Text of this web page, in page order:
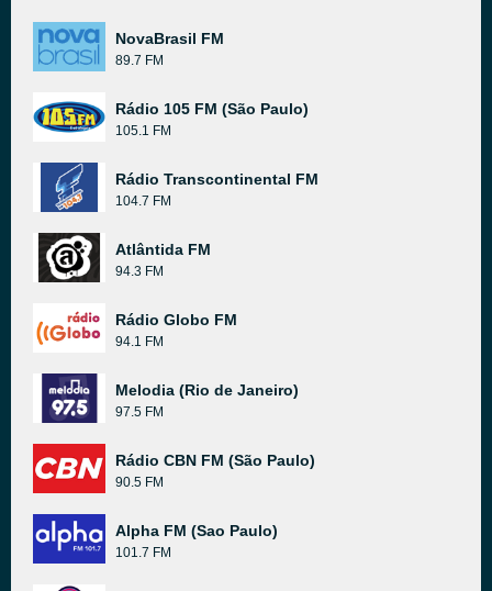
NovaBrasil FM
89.7 FM
Rádio 105 FM (São Paulo)
105.1 FM
Rádio Transcontinental FM
104.7 FM
Atlântida FM
94.3 FM
Rádio Globo FM
94.1 FM
Melodia (Rio de Janeiro)
97.5 FM
Rádio CBN FM (São Paulo)
90.5 FM
Alpha FM (Sao Paulo)
101.7 FM